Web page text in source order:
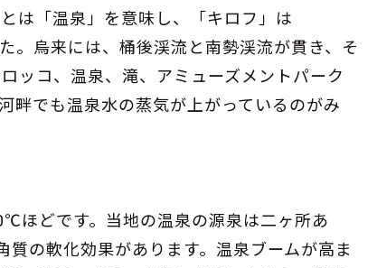
は「温泉」を意味し、「キロフ」は
。烏来には、桶後渓流と南勢渓流が貫き、そ
ッコ、温泉、滝、アミューズメントパーク
畔でも温泉水の蒸気が上がっているのがみ
ほどです。当地の温泉の源泉は二ヶ所あ
の軟化効果があります。温泉ブームが高ま